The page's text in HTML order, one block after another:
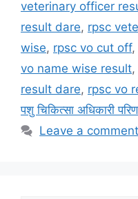
veterinary officer
result dare, rpsc
wise, rpsc vo cut off,
vo name wise result,
result dare, rpsc vo
पशु चिकित्सा अधिकारी
Leave a comment